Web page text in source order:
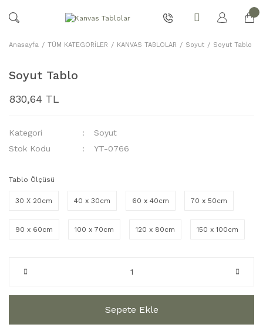
Anasayfa TÜM KATEGORİLER KANVAS TABLOLAR Soyut Soyut Tablo
Soyut Tablo
830,64 TL
Kategori
Soyut
Stok Kodu
YT-0766
Tablo Ölçüsü
30 X 20cm 40 x 30cm 60 x 40cm 70 x 50cm
90 x 60cm 100 x 70cm 120 x 80cm 150 x 100cm
Sepete Ekle